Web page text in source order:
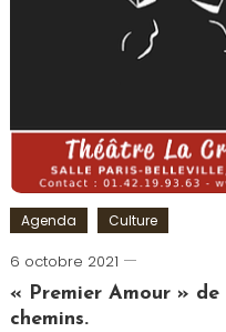
Agenda Culture
6 octobre 2021
Cédric
Cilia
« Premier Amour »
chemins.